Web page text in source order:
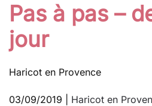
Pas à pas –
jour
Haricot en Provence
03/09/2019 Haricot en